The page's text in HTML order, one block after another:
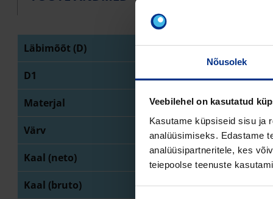
Nõusolek
Veebilehel on kasutatud
Kasutame küpsiseid sisu ja
analüüsimiseks. Edastame
analüüsipartneritele, kes
teiepoolse teenuste
Läbimõõt (D)
D1
Materjal PE
Värv must
Kaal (neto) 6
Kaal (bruto) 6